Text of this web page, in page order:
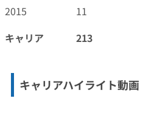
2015
11
キャリア
213
キャリアハイライト動画